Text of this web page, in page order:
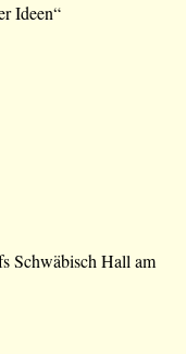
Ideen“
Schwäbisch Hall am